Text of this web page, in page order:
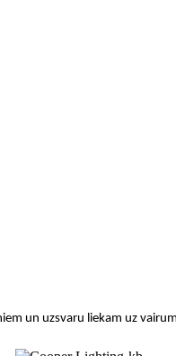
un uzsvaru liekam uz